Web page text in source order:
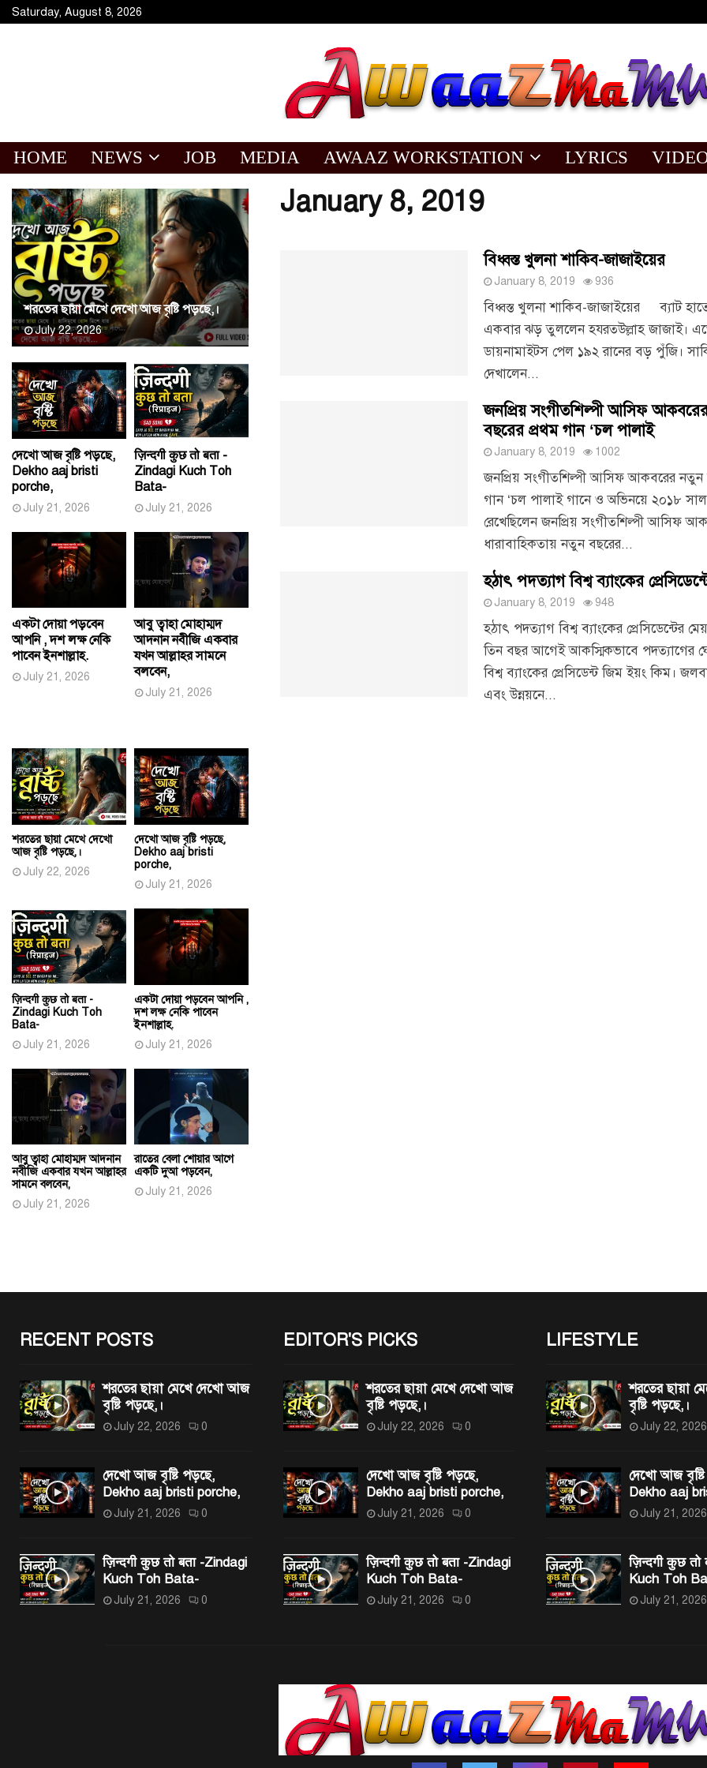
Saturday, August 8, 2026
HOME NEWS JOB MEDIA AWAAZ WORKSTATION LYRICS
January 8, 2019
বিধ্বস্ত খুলনা শাকিব-জাজাইয়ের
January 8, 2019 936
বিধ্বস্ত খুলনা শাকিব-জাজাইয়ের ব্যাট
একবার ঝড় তুললেন হযরতউল্লাহ জাজাই।
ডায়নামাইটস পেল ১৯২ রানের বড় পুঁজি।
দেখালেন...
জনপ্রিয় সংগীতশিল্পী আসিফ
বছরের প্রথম গান ‘চল পালাই
January 8, 2019 1002
জনপ্রিয় সংগীতশিল্পী আসিফ আকবরের নতুন
গান ‘চল পালাই গানে ও অভিনয়ে ২০১৮ সাল
রেখেছিলেন জনপ্রিয় সংগীতশিল্পী আসিফ
ধারাবাহিকতায় নতুন বছরের...
হঠাৎ পদত্যাগ বিশ্ব ব্যাংকের
January 8, 2019 948
হঠাৎ পদত্যাগ বিশ্ব ব্যাংকের প্রেসিডেন্টের
তিন বছর আগেই আকস্মিকভাবে পদত্যাগের
বিশ্ব ব্যাংকের প্রেসিডেন্ট জিম ইয়ং কিম।
এবং উন্নয়নে...
শরতের ছায়া মেখে দেখো আজ বৃষ্টি পড়ছে,।
July 22, 2026
দেখো আজ বৃষ্টি পড়ছে,
Dekho aaj bristi
porche,
July 21, 2026
ज़िन्दगी कुछ तो बता -
Zindagi Kuch Toh
Bata-
July 21, 2026
একটা দোয়া পড়বেন
আপনি , দশ লক্ষ নেকি
পাবেন ইনশাল্লাহ.
July 21, 2026
আবু ত্বাহা মোহাম্মদ
আদনান নবীজি একবার
যখন আল্লাহর সামনে
বলবেন,
July 21, 2026
শরতের ছায়া মেখে দেখো
আজ বৃষ্টি পড়ছে,।
July 22, 2026
দেখো আজ বৃষ্টি পড়ছে,
Dekho aaj bristi
porche,
July 21, 2026
ज़िन्दगी कुछ तो बता -
Zindagi Kuch Toh
Bata-
July 21, 2026
একটা দোয়া পড়বেন আপনি ,
দশ লক্ষ নেকি পাবেন
ইনশাল্লাহ.
July 21, 2026
আবু ত্বাহা মোহাম্মদ আদনান
নবীজি একবার যখন আল্লাহর
সামনে বলবেন,
July 21, 2026
রাতের বেলা শোয়ার আগে
একটি দুআ পড়বেন,
July 21, 2026
RECENT POSTS
শরতের ছায়া মেখে দেখো আজ
বৃষ্টি পড়ছে,।
July 22, 2026 0
দেখো আজ বৃষ্টি পড়ছে,
Dekho aaj bristi porche,
July 21, 2026 0
ज़िन्दगी कुछ तो बता -Zindagi
Kuch Toh Bata-
July 21, 2026 0
EDITOR'S PICKS
শরতের ছায়া মেখে দেখো আজ
বৃষ্টি পড়ছে,।
July 22, 2026 0
দেখো আজ বৃষ্টি পড়ছে,
Dekho aaj bristi porche,
July 21, 2026 0
ज़िन्दगी कुछ तो बता -Zindagi
Kuch Toh Bata-
July 21, 2026 0
LIFESTYLE
শরতের ছায়া
বৃষ্টি পড়ছে,।
July 22, 2026
দেখো আজ
Dekho aaj
July 21, 2026
ज़िन्दगी कुछ
Kuch Toh
July 21, 2026